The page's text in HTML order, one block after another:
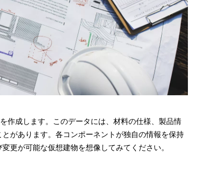
作成します。このデータには、材料の仕様、製品情
があります。各コンポーネントが独自の情報を保持
更が可能な仮想建物を想像してみてください。